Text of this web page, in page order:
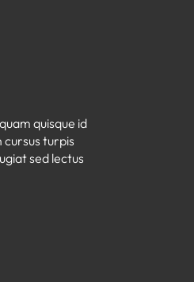
quisque id
cursus turpis
sed lectus